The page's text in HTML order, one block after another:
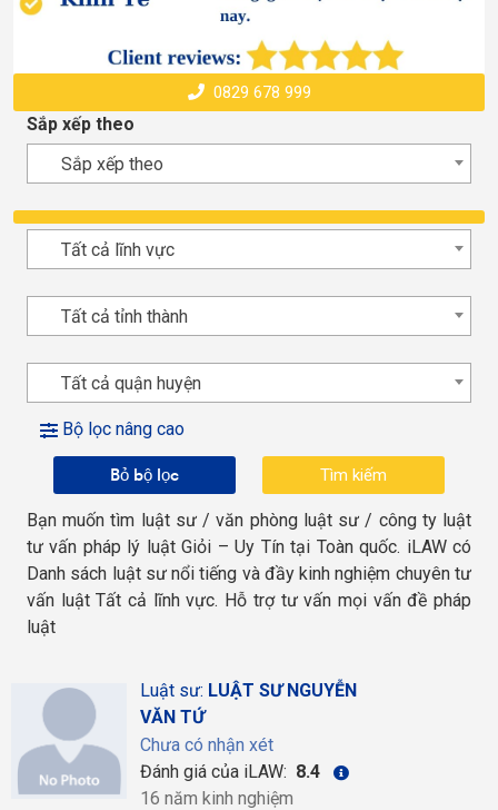
0829 678 999
Sắp xếp theo
Sắp xếp theo
Tất cả lĩnh vực
Tất cả tỉnh thành
Tất cả quận huyện
Bộ lọc nâng cao
Bỏ bộ lọc
Bạn muốn tìm luật sư / văn phòng luật sư / công ty luật
tư vấn pháp lý luật Giỏi – Uy Tín tại Toàn quốc. iLAW có
Danh sách luật sư nổi tiếng và đầy kinh nghiệm chuyên tư
vấn luật Tất cả lĩnh vực. Hỗ trợ tư vấn mọi vấn đề pháp
luật
Luật sư: LUẬT SƯ NGUYỄN
VĂN TỨ
Chưa có nhận xét
Đánh giá của iLAW: 8.4
16 năm kinh nghiệm